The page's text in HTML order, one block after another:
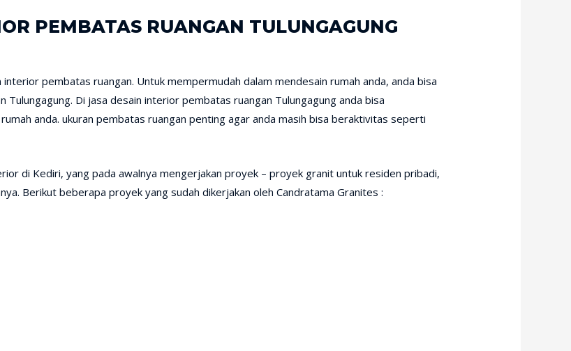
PEMBATAS RUANGAN TULUNGAGUNG
pembatas ruangan. Untuk mempermudah dalam mendesain rumah anda, anda bisa
Di jasa desain interior pembatas ruangan Tulungagung anda bisa
anda. ukuran pembatas ruangan penting agar anda masih bisa beraktivitas seperti
di Kediri, yang pada awalnya mengerjakan proyek – proyek granit untuk residen pribadi,
Berikut beberapa proyek yang sudah dikerjakan oleh Candratama Granites :